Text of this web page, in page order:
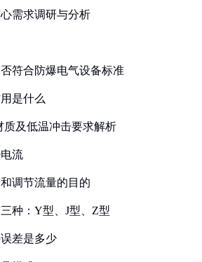
需求调研与分析
符合防爆电气设备标准
是什么
质及低温冲击要求解析
流
调节流量的目的
种：Y型、J型、Z型
差是多少